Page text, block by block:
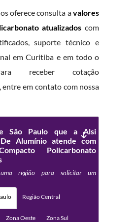
oferece consulta avalores
atualizados com
suporte técnico e
em Curitiba e em todo o
receber cotação
entre em contato com nossa
São Paulo que a Alsi
Alumínio atende com
Policarbonato
uma região para solicitar um
Região Central
Zona Oeste Zona Sul